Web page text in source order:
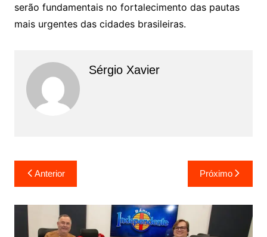
serão fundamentais no fortalecimento das pautas
mais urgentes das cidades brasileiras.
Sérgio Xavier
Anterior Próximo